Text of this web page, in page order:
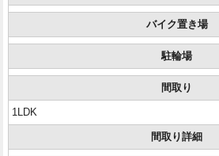
バイク置き場
駐輪場
間取り
1LDK
間取り詳細